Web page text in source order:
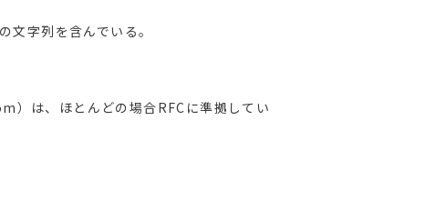
字列を含んでいる。
、ほとんどの場合RFCに準拠してい